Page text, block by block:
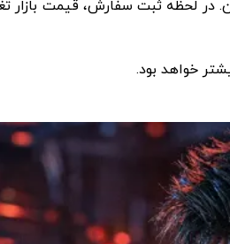
خواهد بود.